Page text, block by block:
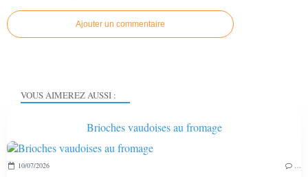
Ajouter un commentaire
VOUS AIMEREZ AUSSI :
Brioches vaudoises au fromage
10/07/2026